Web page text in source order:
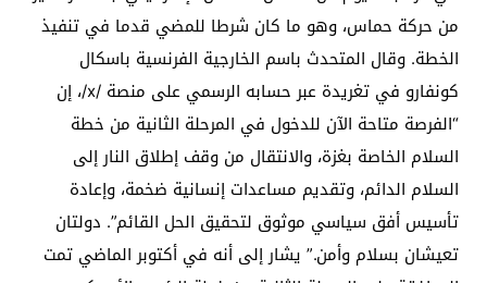
من حركة حماس، وهو ما كان شرطا للمضي قدما في تنفيذ
الخطة. وقال المتحدث باسم الخارجية الفرنسية باسكال
كونفارو في تغريدة عبر حسابه الرسمي على منصة /x/، إن
“الفرصة متاحة الآن للدخول في المرحلة الثانية من خطة
السلام الخاصة بغزة، والانتقال من وقف إطلاق النار إلى
السلام الدائم، وتقديم مساعدات إنسانية ضخمة، وإعادة
تأسيس أفق سياسي موثوق لتحقيق الحل القائم”. دولتان
تعيشان بسلام وأمن.” يشار إلى أنه في أكتوبر الماضي تمت